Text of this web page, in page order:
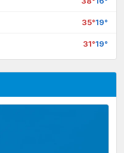
35°19°
31°19°